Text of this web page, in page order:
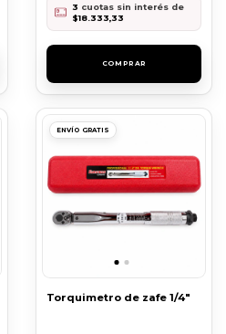
3 cuotas sin interés de
$18.333,33
ENVÍO GRATIS
Torquimetro de zafe 1/4"